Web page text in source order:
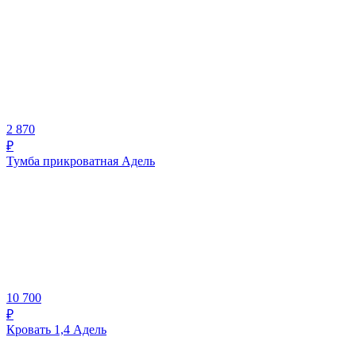
2 870
₽
Тумба прикроватная Адель
10 700
₽
Кровать 1,4 Адель